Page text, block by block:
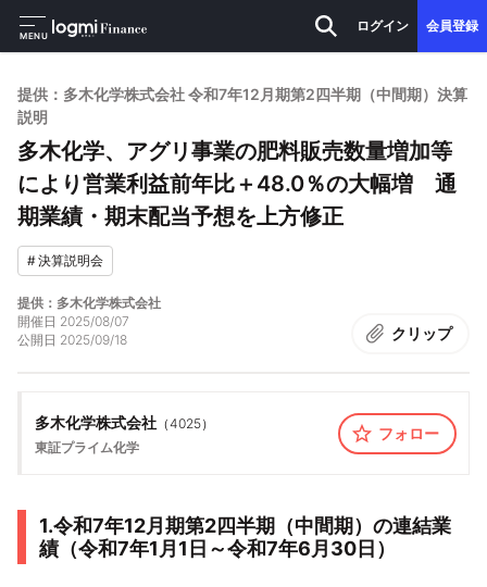
MENU
ログイン 会員登録
提供：多木化学株式会社 令和7年12月期第2四半期（中間期）決算
説明
多木化学、アグリ事業の肥料販売数量増加等
により営業利益前年比＋48.0％の大幅増 通
期業績・期末配当予想を上方修正
#決算説明会
提供：多木化学株式会社
開催日 2025/08/07
公開日 2025/09/18 クリップ
多木化学株式会社 （4025）
東証プライム化学
フォロー
1.令和7年12月期第2四半期（中間期）の連結業
績（令和7年1月1日～令和7年6月30日）